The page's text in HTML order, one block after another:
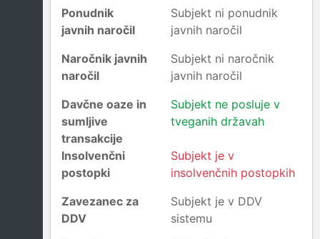
Ponudnik
javnih naročil
Subjekt ni ponudnik
javnih naročil
Naročnik javnih
naročil
Subjekt ni naročnik
javnih naročil
Davčne oaze in
sumljive
transakcije
Subjekt ne posluje v
tveganih državah
Insolvenčni
postopki
Subjekt je v
insolvenčnih postopkih
Zavezanec za
DDV
Subjekt je v DDV
sistemu